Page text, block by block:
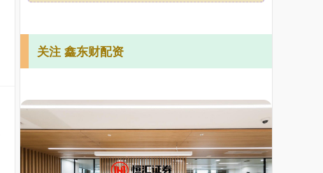
关注 鑫东财配资